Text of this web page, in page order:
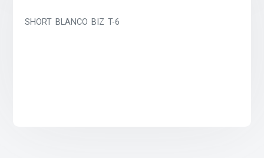
SHORT BLANCO BIZ T-6